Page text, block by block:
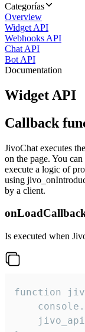
Categorías
Overview
Widget API
Webhooks API
Chat API
Bot API
Documentation
Widget API
Callback
JivoChat executes
on the page. You
execute a logic of
using
by a client.
Is executed when
function